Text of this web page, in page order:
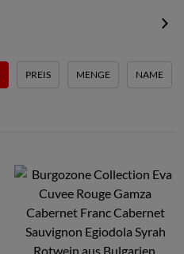
PREIS MENGE NAME